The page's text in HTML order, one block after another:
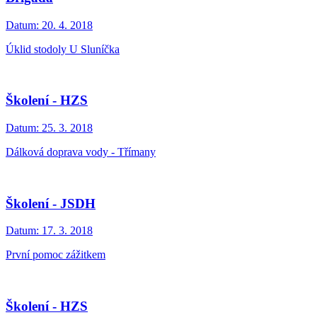
Datum: 20. 4. 2018
Úklid stodoly U Sluníčka
Školení - HZS
Datum: 25. 3. 2018
Dálková doprava vody - Třímany
Školení - JSDH
Datum: 17. 3. 2018
První pomoc zážitkem
Školení - HZS